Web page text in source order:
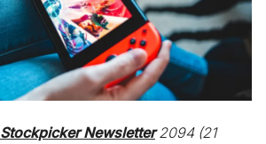
Stockpicker Newsletter2094 (21